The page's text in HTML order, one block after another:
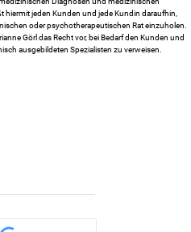
hiermit jeden Kunden und jede Kundin daraufhin,
oder psychotherapeutischen Rat einzuholen.
Görl das Recht vor, bei Bedarf den Kunden und
ausgebildeten Spezialisten zu verweisen.